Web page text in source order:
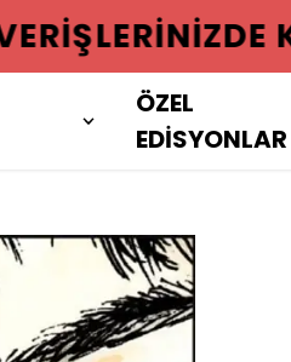
ÖZEL
EDİSYONLAR